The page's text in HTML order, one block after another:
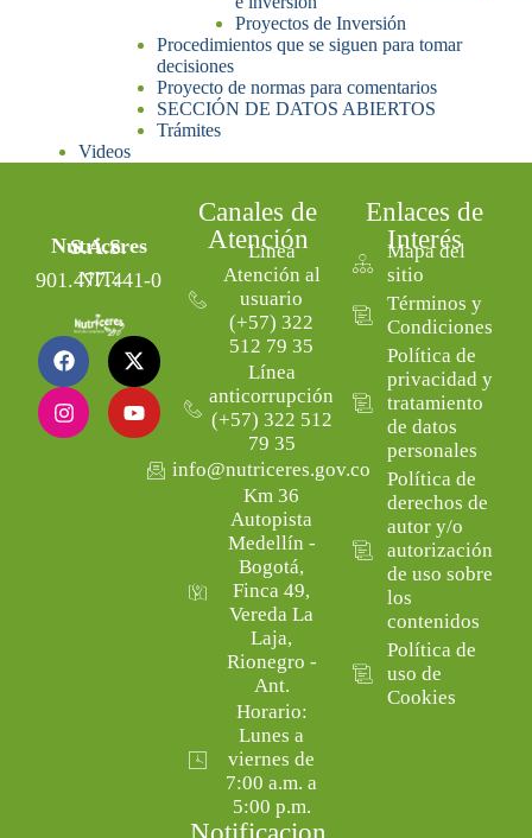
Proyectos de Inversión
Procedimientos que se siguen para tomar
decisiones
Proyecto de normas para comentarios
SECCIÓN DE DATOS ABIERTOS
Trámites
Videos
Nutriceres S.A.S.
NIT: 901.477.441-0
Canales de
Atención
Línea
Atención al
usuario
(+57) 322
512 79 35
Línea
anticorrupción
(+57) 322 512
79 35
info@nutriceres.gov.co
Km 36
Autopista
Medellín -
Bogotá,
Finca 49,
Vereda La
Laja,
Rionegro -
Ant.
Horario:
Lunes a
viernes de
7:00 a.m. a
5:00 p.m.
Enlaces de
Interés
Mapa del
sitio
Términos y
Condiciones
Política de
privacidad y
tratamiento
de datos
personales
Política de
derechos de
autor y/o
autorización
de uso sobre
los
contenidos
Política de
uso de
Cookies